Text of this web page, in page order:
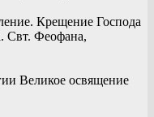
Крещение Господа
Свт. Феофана,
Великое освящение